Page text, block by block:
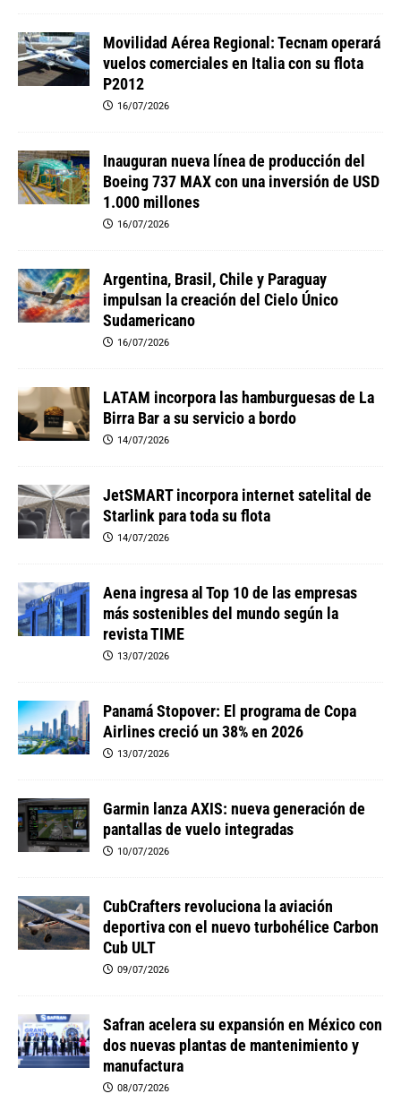
Movilidad Aérea Regional: Tecnam operará
vuelos comerciales en Italia con su flota
P2012
16/07/2026
Inauguran nueva línea de producción del
Boeing 737 MAX con una inversión de USD
1.000 millones
16/07/2026
Argentina, Brasil, Chile y Paraguay
impulsan la creación del Cielo Único
Sudamericano
16/07/2026
LATAM incorpora las hamburguesas de La
Birra Bar a su servicio a bordo
14/07/2026
JetSMART incorpora internet satelital de
Starlink para toda su flota
14/07/2026
Aena ingresa al Top 10 de las empresas
más sostenibles del mundo según la
revista TIME
13/07/2026
Panamá Stopover: El programa de Copa
Airlines creció un 38% en 2026
13/07/2026
Garmin lanza AXIS: nueva generación de
pantallas de vuelo integradas
10/07/2026
CubCrafters revoluciona la aviación
deportiva con el nuevo turbohélice Carbon
Cub ULT
09/07/2026
Safran acelera su expansión en México con
dos nuevas plantas de mantenimiento y
manufactura
08/07/2026